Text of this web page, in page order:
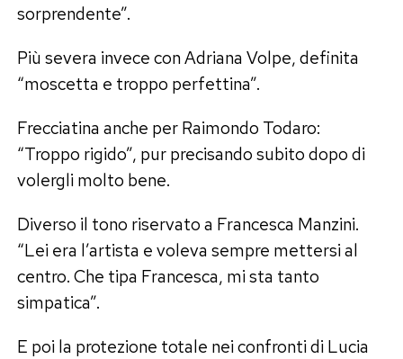
sorprendente”.
Più severa invece con Adriana Volpe, definita
“moscetta e troppo perfettina”.
Frecciatina anche per Raimondo Todaro:
“Troppo rigido”, pur precisando subito dopo di
volergli molto bene.
Diverso il tono riservato a Francesca Manzini.
“Lei era l’artista e voleva sempre mettersi al
centro. Che tipa Francesca, mi sta tanto
simpatica”.
E poi la protezione totale nei confronti di Lucia